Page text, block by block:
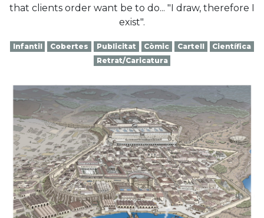
that clients order want be to do... "I draw, therefore I
exist".
Infantil Cobertes Publicitat Còmic Cartell
Científica
Retrat/Caricatura